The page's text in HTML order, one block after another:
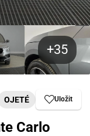
OJETÉ Uložit
Carlo